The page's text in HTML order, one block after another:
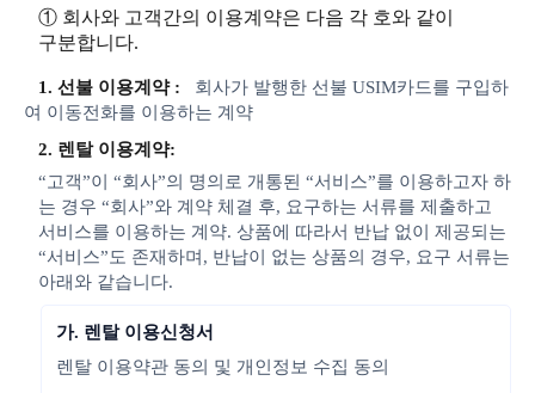
① 회사와 고객간의 이용계약은 다음 각 호와 같이
구분합니다.
1. 선불 이용계약 :
회사가 발행한 선불 USIM카드를 구입하
여 이동전화를 이용하는 계약
2. 렌탈 이용계약:
“고객”이 “회사”의 명의로 개통된 “서비스”를 이용하고자 하
는 경우 “회사”와 계약 체결 후, 요구하는 서류를 제출하고
서비스를 이용하는 계약. 상품에 따라서 반납 없이 제공되는
“서비스”도 존재하며, 반납이 없는 상품의 경우, 요구 서류는
아래와 같습니다.
가. 렌탈 이용신청서
렌탈 이용약관 동의 및 개인정보 수집 동의